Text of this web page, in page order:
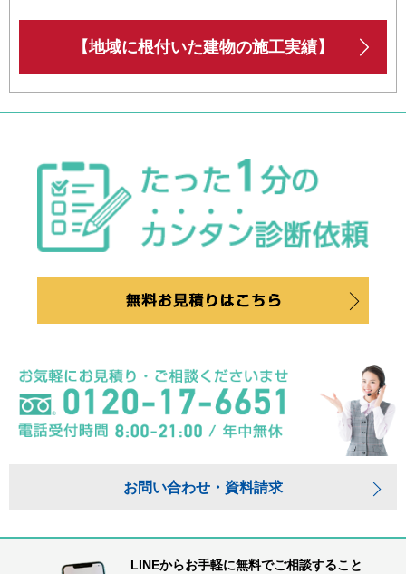
【地域に根付いた建物の施工実績】
お問い合わせ・資料請求
LINEからお手軽に無料でご相談すること